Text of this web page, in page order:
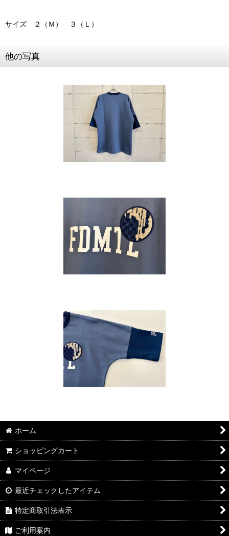
サイズ ２（Ｍ） ３（Ｌ）
他の写真
ホーム
ショッピングカート
マイページ
最近チェックしたアイテム
特定商取引法表示
ご利用案内